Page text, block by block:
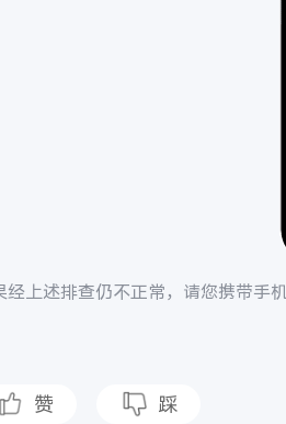
经上述排查仍不正常，请您携带手
赞 踩